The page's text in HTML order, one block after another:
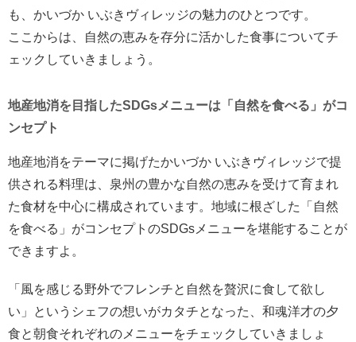
も、かいづか いぶきヴィレッジの魅力のひとつです。
ここからは、自然の恵みを存分に活かした食事についてチ
ェックしていきましょう。
地産地消を目指したSDGsメニューは「自然を食べる」がコ
ンセプト
地産地消をテーマに掲げたかいづか いぶきヴィレッジで提
供される料理は、泉州の豊かな自然の恵みを受けて育まれ
た食材を中心に構成されています。地域に根ざした「自然
を食べる」がコンセプトのSDGsメニューを堪能することが
できますよ。
「風を感じる野外でフレンチと自然を贅沢に食して欲し
い」というシェフの想いがカタチとなった、和魂洋才の夕
食と朝食それぞれのメニューをチェックしていきましょ